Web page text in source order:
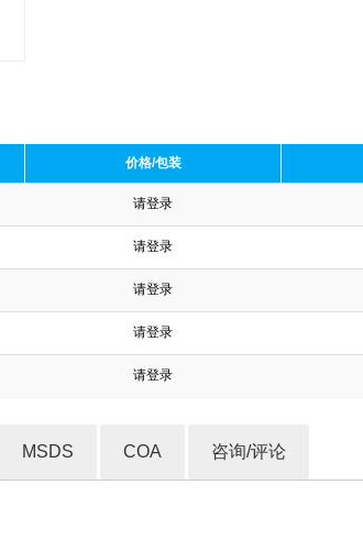
价格/包装
请登录
请登录
请登录
请登录
请登录
MSDS COA 咨询/评论